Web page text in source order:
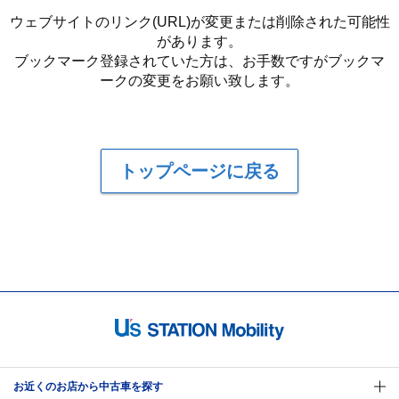
ウェブサイトのリンク(URL)が変更または削除された可能性
があります。
ブックマーク登録されていた方は、お手数ですがブックマ
ークの変更をお願い致します。
トップページに戻る
お近くのお店から中古車を探す